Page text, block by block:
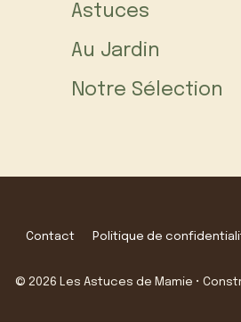
Astuces
Au Jardin
Notre Sélection
Contact Politique de
© 2026 Les Astuces de Mamie •